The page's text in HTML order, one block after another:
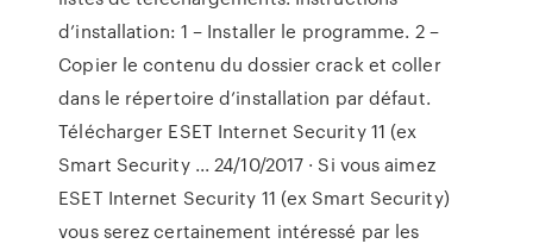
d’installation: 1 – Installer le programme. 2 –
Copier le contenu du dossier crack et coller
dans le répertoire d’installation par défaut.
Télécharger ESET Internet Security 11 (ex
Smart Security ... 24/10/2017 · Si vous aimez
ESET Internet Security 11 (ex Smart Security)
vous serez certainement intéressé par les